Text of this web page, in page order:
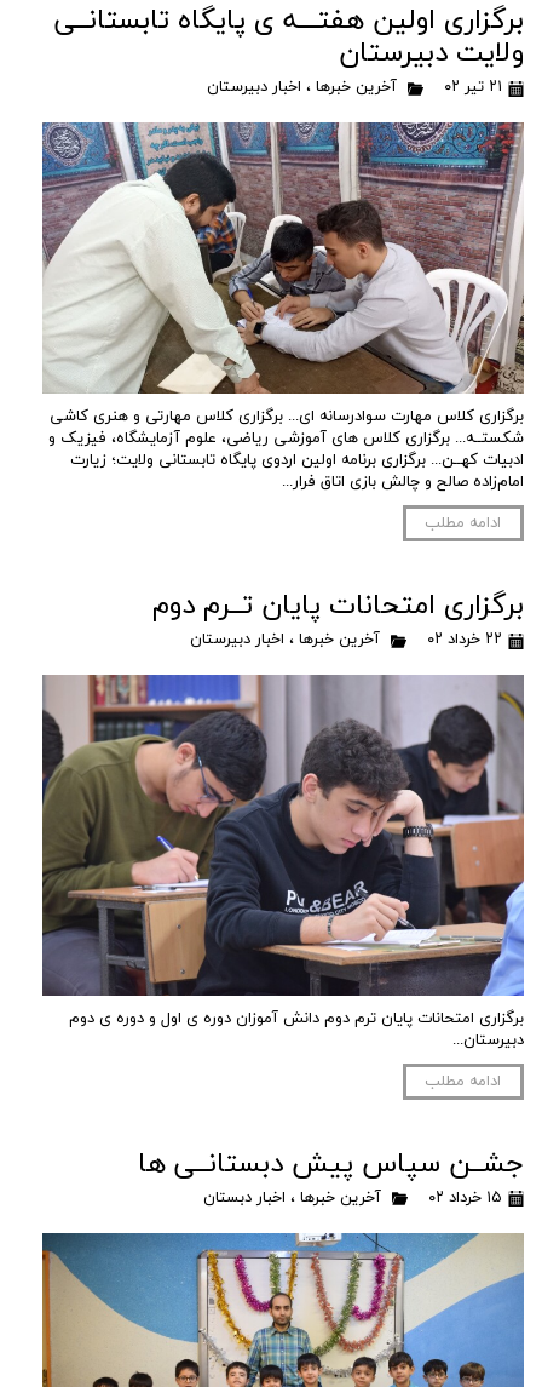
برگزاری اولین هفتـــه ی پایگاه تابستانــی
ولایت دبیرستان
۲۱ تیر ۰۲ آخرین خبرها ، اخبار دبیرستان
برگزاری کلاس مهارت سوادرسانه ای... برگزاری کلاس مهارتی و هنری کاشی
شکستــه... برگزاری کلاس های آموزشی ریاضی، علوم آزمایشگاه، فیزیک و
ادبیات کهــن... برگزاری برنامه اولین اردوی پایگاه تابستانی ولایت؛ زیارت
امام‌زاده صالح و چالش بازی اتاق فرار...
ادامه مطلب
برگزاری امتحانات پایان تــرم دوم
۲۲ خرداد ۰۲ آخرین خبرها ، اخبار دبیرستان
برگزاری امتحانات پایان ترم دوم دانش آموزان دوره ی اول و دوره ی دوم
دبیرستان...
ادامه مطلب
جشــن سپاس پیش دبستانــی ها
۱۵ خرداد ۰۲ آخرین خبرها ، اخبار دبستان